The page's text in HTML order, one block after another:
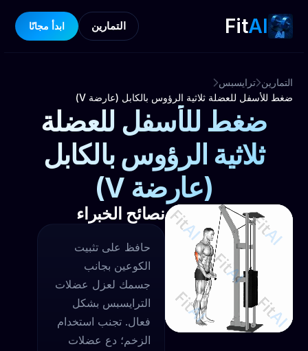
FitAI التمارين ابدأ مجانًا
التمارين ترايسبس
ضغط للأسفل للعضلة ثلاثية الرؤوس بالكابل (عارضة V)
ضغط للأسفل للعضلة
ثلاثية الرؤوس بالكابل
(عارضة V)
نصائح الخبراء
حافظ على تثبيت
الكوعين بجانب
جسمك لعزل عضلات
الترايسبس بشكل
فعال. تجنب استخدام
الزخم؛ دع عضلات